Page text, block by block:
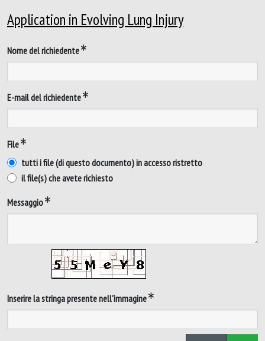
Application in Evolving Lung Injury
Nome del richiedente
E-mail del richiedente
File
tutti i file (di questo documento) in accesso ristretto
il file(s) che avete richiesto
Messaggio
Inserire la stringa presente nell'immagine